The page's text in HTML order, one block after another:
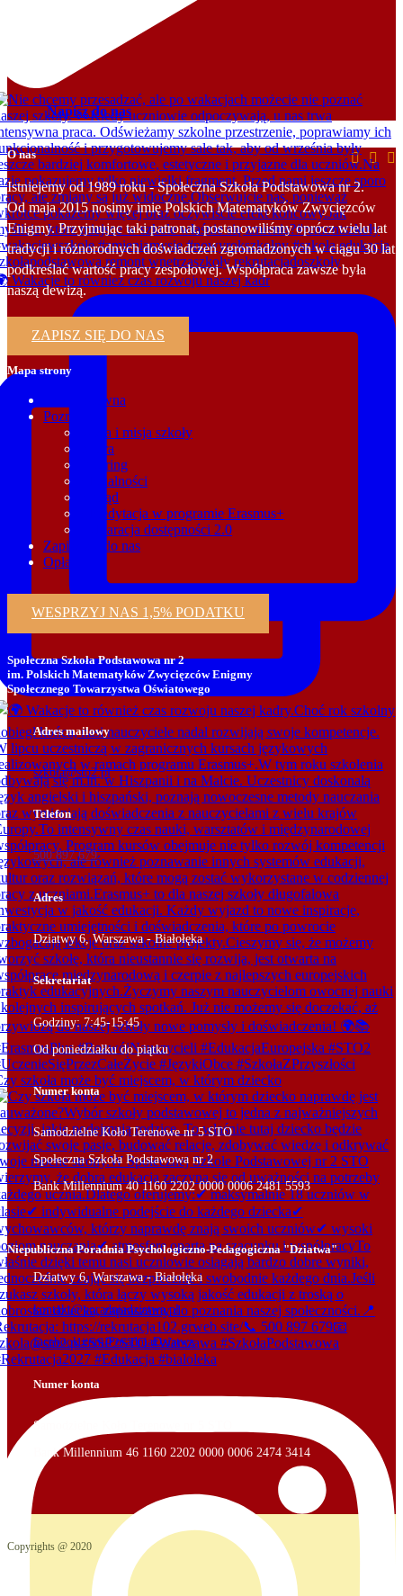
Wakacje to również czas rozwoju naszej kadr
szkoła może być miejscem, w którym dziecko
Napisz do nas
O nas
Istniejemy od 1989 roku - Społeczna Szkoła Podstawowa nr 2.
Od maja 2015 nosimy imię Polskich Matematyków Zwycięzców
Enigmy. Przyjmując taki patronat, postanowiliśmy oprócz wielu lat
tradycji i różnorodnych doświadczeń zgromadzonych w ciągu 30 lat
podkreślać wartość pracy zespołowej. Współpraca zawsze była
naszą dewizą.
ZAPISZ SIĘ DO NAS
Mapa strony
Strona główna
Poznaj nas
Wizja i misja szkoły
Kadra
Tutoring
Aktualności
Zarząd
Akredytacja w programie Erasmus+
Deklaracja dostępności 2.0
Zapisz się do nas
Opłaty
WESPRZYJ NAS 1,5% PODATKU
Społeczna Szkoła Podstawowa nr 2
im. Polskich Matematyków Zwycięzców Enigmy
Społecznego Towarzystwa Oświatowego
Adres mailowy
szkola@sto2.pl
Telefon
500 897 679
Adres
Dziatwy 6, Warszawa - Białołęka
Sekretariat
Godziny: 7:45-15:45
Od poniedziałku do piątku
Numer konta
Samodzielne Koło Terenowe nr 5 STO
Społeczna Szkoła Podstawowa nr 2
Bank Millennium 40 1160 2202 0000 0006 2481 5593
Niepubliczna Poradnia Psychologiczno-Pedagogiczna "Dziatwa"
Dziatwy 6, Warszawa - Białołęka
kontakt@poradniadziatwa.pl
facebook.com/PoradniaDziatwa
Numer konta
Samodzielne Koło Terenowe nr 5 STO
Bank Millennium 46 1160 2202 0000 0006 2474 3414
Copyrights @ 2020